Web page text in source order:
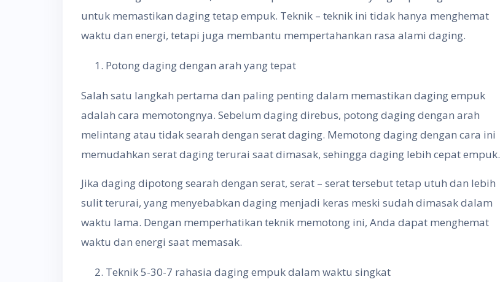
untuk memastikan daging tetap empuk. Teknik – teknik ini tidak hanya menghemat
waktu dan energi, tetapi juga membantu mempertahankan rasa alami daging.
Potong daging dengan arah yang tepat
Salah satu langkah pertama dan paling penting dalam memastikan daging empuk
adalah cara memotongnya. Sebelum daging direbus, potong daging dengan arah
melintang atau tidak searah dengan serat daging. Memotong daging dengan cara ini
memudahkan serat daging terurai saat dimasak, sehingga daging lebih cepat empuk.
Jika daging dipotong searah dengan serat, serat – serat tersebut tetap utuh dan lebih
sulit terurai, yang menyebabkan daging menjadi keras meski sudah dimasak dalam
waktu lama. Dengan memperhatikan teknik memotong ini, Anda dapat menghemat
waktu dan energi saat memasak.
Teknik 5-30-7 rahasia daging empuk dalam waktu singkat